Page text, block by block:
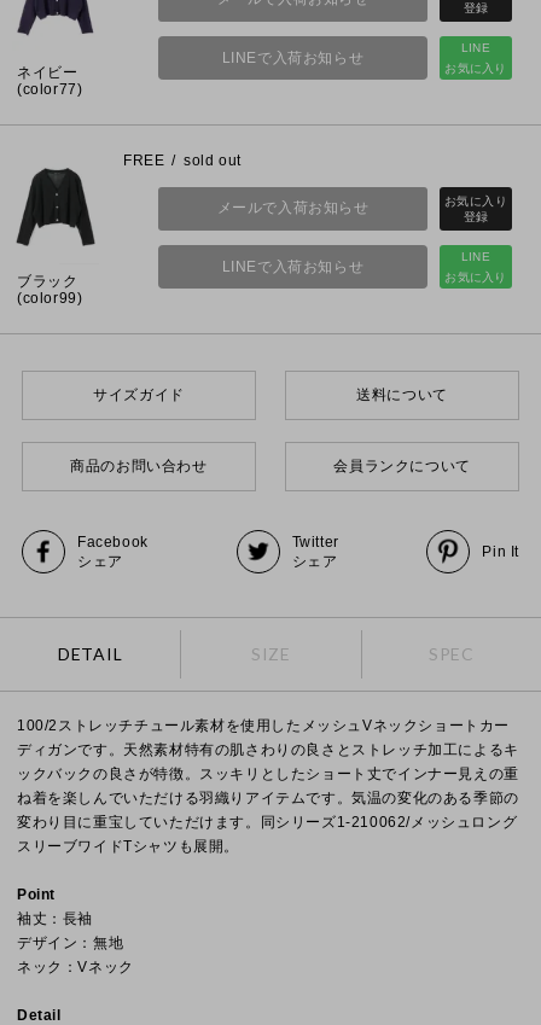
ネイビー
(color77)
LINE
お気に入り
LINEで入荷お知らせ
ブラック
(color99)
FREE sold out
LINE
お気に入り
メールで入荷お知らせ
LINEで入荷お知らせ
サイズガイド 送料について
商品のお問い合わせ 会員ランクについて
Facebook
シェア
Twitter
シェア
Pin It
DETAIL SIZE SPEC
100/2ストレッチチュール素材を使用したメッシュVネックショートカー
ディガンです。天然素材特有の肌さわりの良さとストレッチ加工によるキ
ックバックの良さが特徴。スッキリとしたショート丈でインナー見えの重
ね着を楽しんでいただける羽織りアイテムです。気温の変化のある季節の
変わり目に重宝していただけます。同シリーズ1-210062/メッシュロング
スリーブワイドTシャツも展開。
Point
袖丈：長袖
デザイン：無地
ネック：Vネック
Detail